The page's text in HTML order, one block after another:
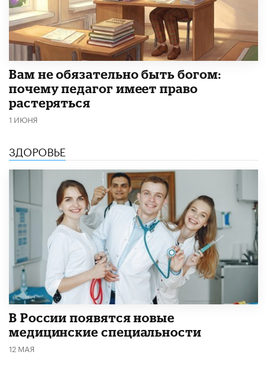
​Вам не обязательно быть богом:
почему педагог имеет право
растеряться
1 ИЮНЯ
ЗДОРОВЬЕ
В России появятся новые
медицинские специальности
12 МАЯ